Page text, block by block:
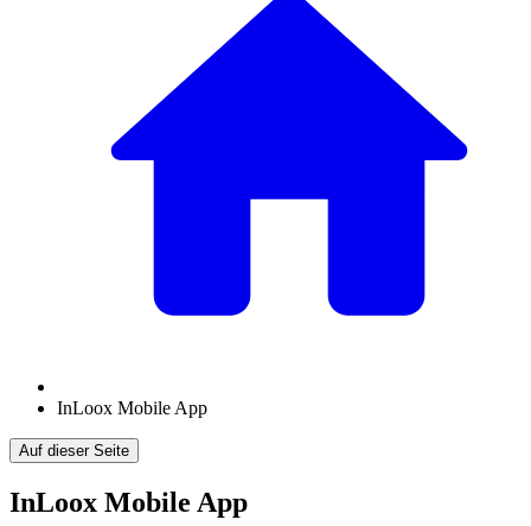
InLoox Mobile App
Auf dieser Seite
InLoox Mobile App